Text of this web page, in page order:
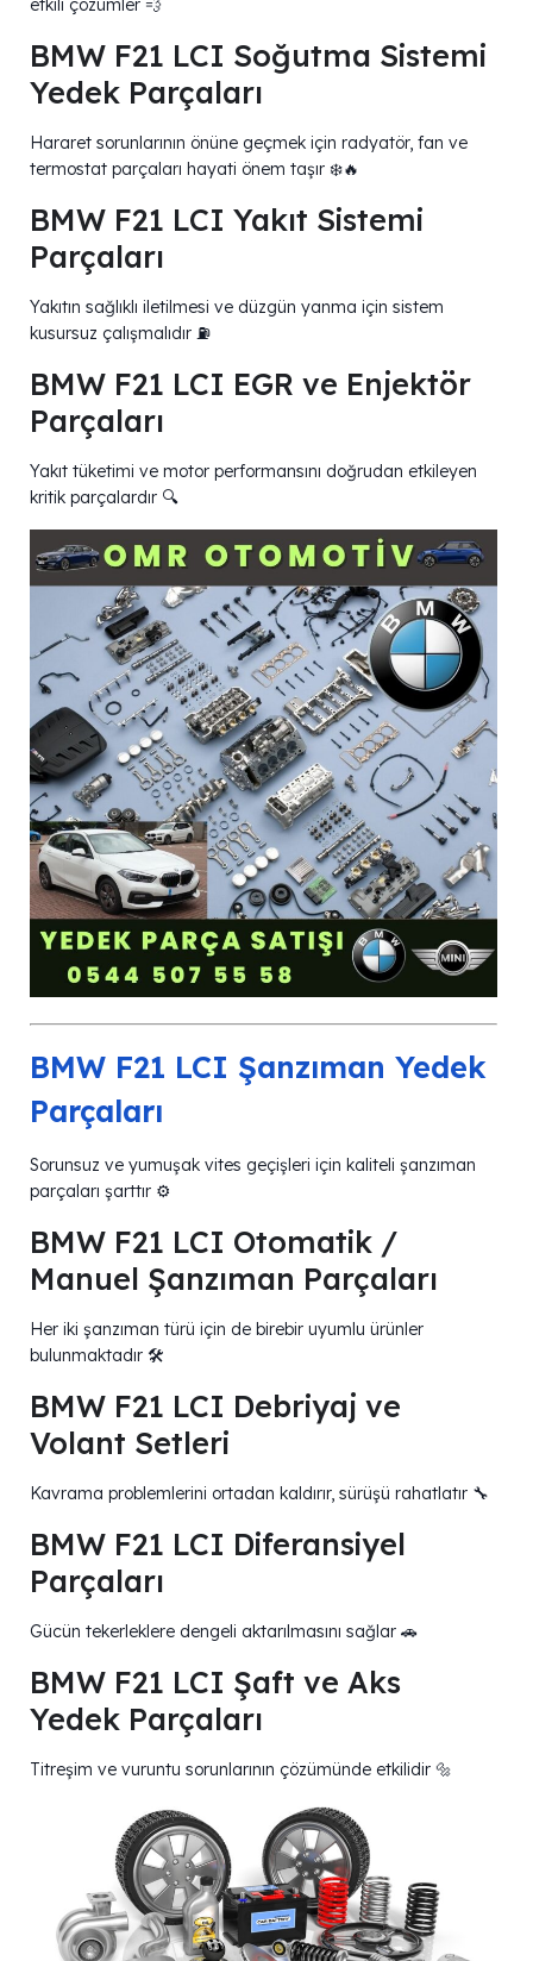
etkili çözümler 💨
BMW F21 LCI Soğutma Sistemi
Yedek Parçaları
Hararet sorunlarının önüne geçmek için radyatör, fan ve
termostat parçaları hayati önem taşır ❄️🔥
BMW F21 LCI Yakıt Sistemi
Parçaları
Yakıtın sağlıklı iletilmesi ve düzgün yanma için sistem
kusursuz çalışmalıdır ⛽
BMW F21 LCI EGR ve Enjektör
Parçaları
Yakıt tüketimi ve motor performansını doğrudan etkileyen
kritik parçalardır 🔍
BMW F21 LCI Şanzıman Yedek
Parçaları
Sorunsuz ve yumuşak vites geçişleri için kaliteli şanzıman
parçaları şarttır ⚙️
BMW F21 LCI Otomatik /
Manuel Şanzıman Parçaları
Her iki şanzıman türü için de birebir uyumlu ürünler
bulunmaktadır 🛠️
BMW F21 LCI Debriyaj ve
Volant Setleri
Kavrama problemlerini ortadan kaldırır, sürüşü rahatlatır 🔧
BMW F21 LCI Diferansiyel
Parçaları
Gücün tekerleklere dengeli aktarılmasını sağlar 🚗
BMW F21 LCI Şaft ve Aks
Yedek Parçaları
Titreşim ve vuruntu sorunlarının çözümünde etkilidir 🔩